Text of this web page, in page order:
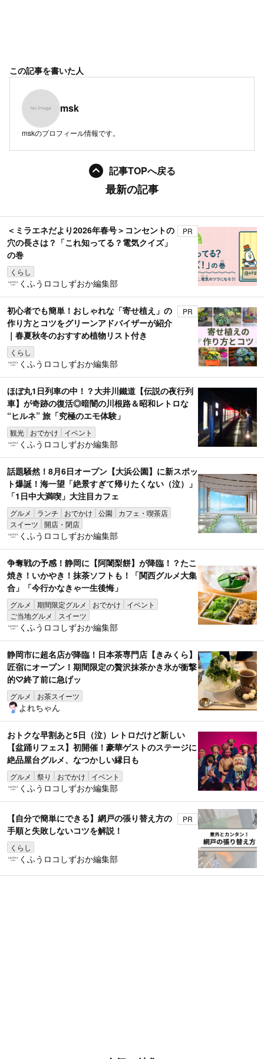
この記事を書いた人
msk
mskのプロフィール情報です。
記事TOPへ戻る
最新の記事
＜ミラエネだより2026年春号＞コンセントの
穴の長さは？「これ知ってる？電気クイズ」
の巻
くらし
PR
くふうロコしずおか編集部
初心者でも簡単！おしゃれな「寄せ植え」の
作り方とコツをグリーンアドバイザーが紹介
｜春夏秋冬のおすすめ植物リスト付き
くらし
PR
くふうロコしずおか編集部
ほぼ丸1日列車の中！？大井川鐵道【伝説の夜行列
車】が奇跡の復活◎暗闇の川根路＆昭和レトロな
“ヒルネ” 旅「究極のエモ体験」
観光 おでかけ イベント
くふうロコしずおか編集部
話題騒然！8月6日オープン【大浜公園】に新スポッ
ト爆誕！海一望「絶景すぎて帰りたくない（泣）」
「1日中大満喫」大注目カフェ
グルメ ランチ おでかけ 公園
カフェ・喫茶店
スイーツ
開店・閉店
くふうロコしずおか編集部
争奪戦の予感！静岡に【阿闍梨餅】が降臨！？たこ
焼き！いかやき！抹茶ソフトも！「関西グルメ大集
合」「今行かなきゃ一生後悔」
グルメ 期間限定グルメ おでかけ
イベント
ご当地グルメ
スイーツ
くふうロコしずおか編集部
静岡市に超名店が降臨！日本茶専門店【きみくら】
匠宿にオープン！期間限定の贅沢抹茶かき氷が衝撃
的♡終了前に急げッ
グルメ お茶スイーツ
よれちゃん
おトクな早割あと5日（泣）レトロだけど新しい
【盆踊りフェス】初開催！豪華ゲストのステージに
絶品屋台グルメ、なつかしい縁日も
グルメ 祭り おでかけ イベント
くふうロコしずおか編集部
【自分で簡単にできる】網戸の張り替え方の
手順と失敗しないコツを解説！
くらし
PR
くふうロコしずおか編集部